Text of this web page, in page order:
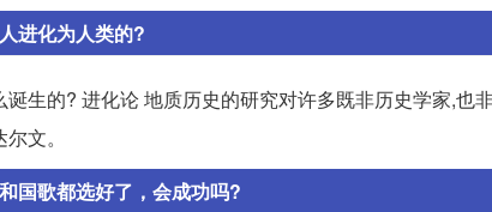
进化为人类的?
生的? 进化论 地质历史的研究对许多既非历史学家,也
文。
国歌都选好了，会成功吗?